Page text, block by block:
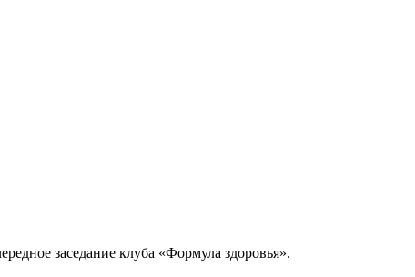
заседание клуба «Формула здоровья».